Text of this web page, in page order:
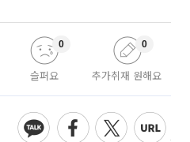
슬퍼요
0
추가취재 원해요
0